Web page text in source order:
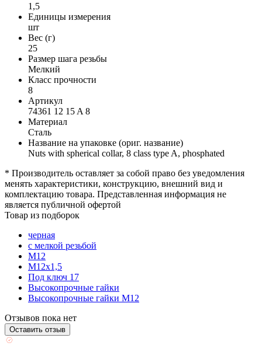
1,5
Единицы измерения
шт
Вес (г)
25
Размер шага резьбы
Мелкий
Класс прочности
8
Артикул
74361 12 15 A 8
Материал
Сталь
Название на упаковке (ориг. название)
Nuts with spherical collar, 8 class type A, phosphated
* Производитель оставляет за собой право без уведомления
менять характеристики, конструкцию, внешний вид и
комплектацию товара. Представленная информация не
является публичной офертой
Товар из подборок
черная
с мелкой резьбой
М12
М12х1,5
Под ключ 17
Высокопрочные гайки
Высокопрочные гайки М12
Отзывов пока нет
Оставить отзыв